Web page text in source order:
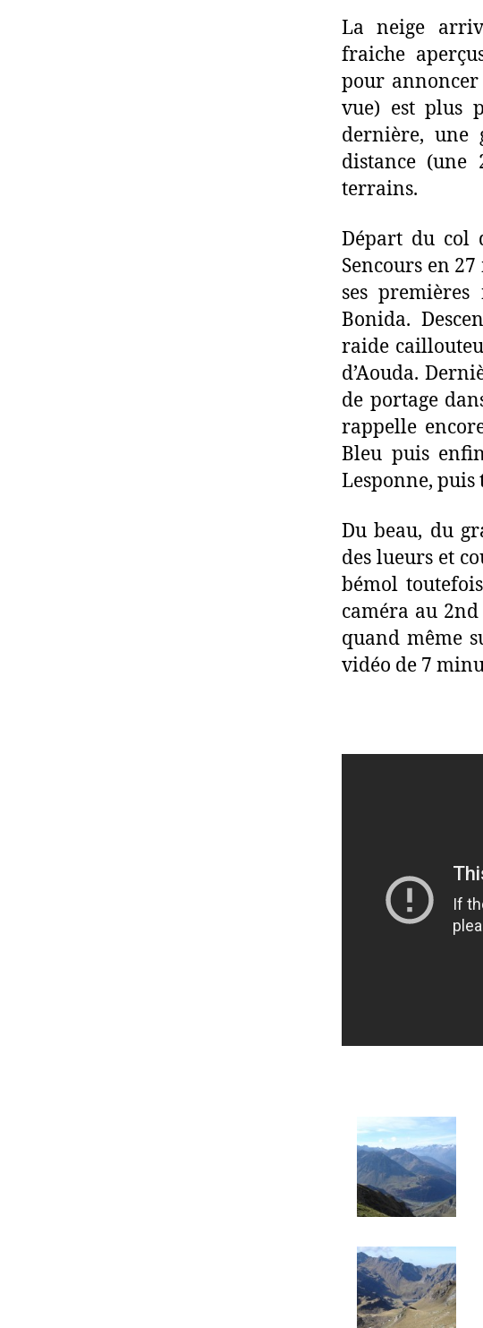
La neige
fraiche
pour
vue) est plus
dernière, une
distance
terrains.
Départ du col
Sencours en
ses
Bonida.
raide
d’Aouda.
de portage
rappelle
Bleu puis
Lesponne,
Du beau, du
des lueurs et
bémol
caméra au
quand même
vidéo de 7